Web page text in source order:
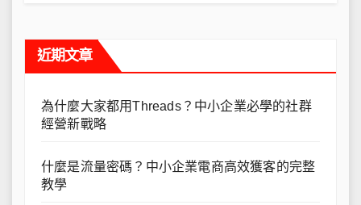
近期文章
為什麼大家都用Threads？中小企業必學的社群
經營新戰略
什麼是流量密碼？中小企業電商高效獲客的完整
教學